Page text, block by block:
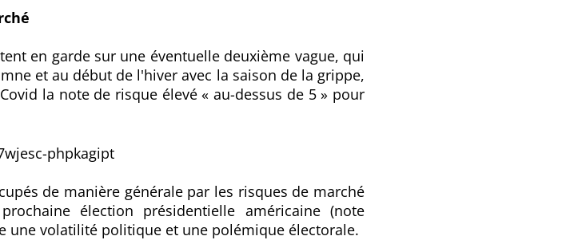
en garde sur une éventuelle deuxième vague, qui
et au début de l'hiver avec la saison de la grippe,
la note de risque élevé « au-dessus de 5 » pour
de manière générale par les risques de marché
élection présidentielle américaine (note
une volatilité politique et une polémique électorale.